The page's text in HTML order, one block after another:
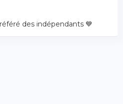
des indépendants 💙